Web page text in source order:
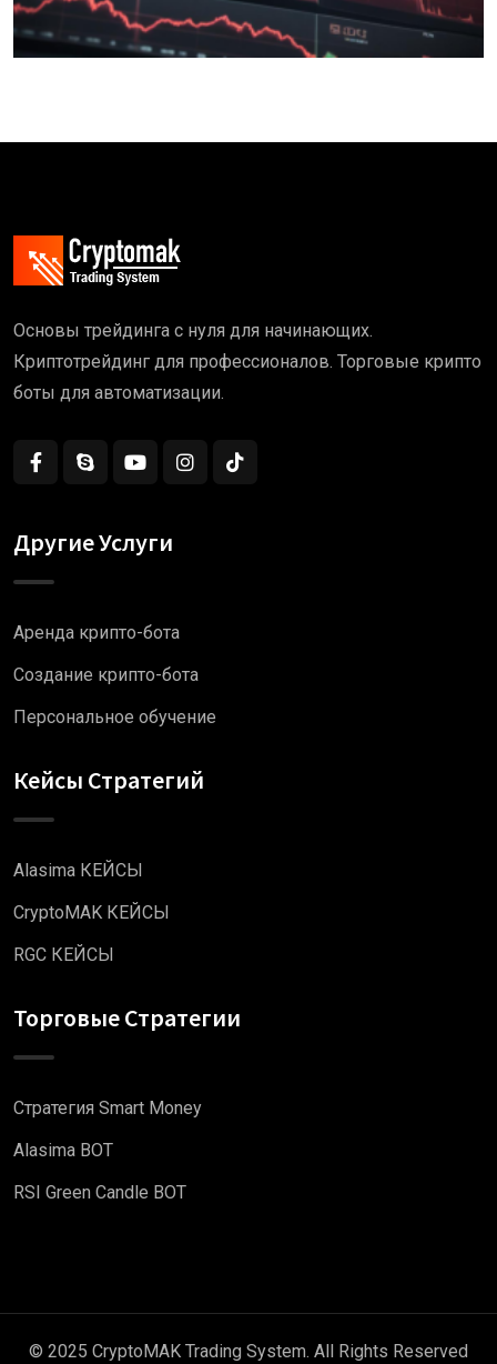
Основы трейдинга с нуля для начинающих.
Криптотрейдинг для профессионалов. Торговые крипто
боты для автоматизации.
Другие Услуги
Аренда крипто-бота
Создание крипто-бота
Персональное обучение
Кейсы Стратегий
Alasima КЕЙСЫ
CryptoMAK КЕЙСЫ
RGC КЕЙСЫ
Торговые Стратегии
Стратегия Smart Money
Alasima BOT
RSI Green Candle BOT
© 2025 CryptoMAK Trading System. All Rights Reserved